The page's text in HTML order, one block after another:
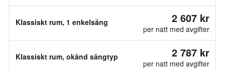
Klassiskt rum, 1 enkelsäng 2 607 kr
per natt med avgifter
Klassiskt rum, okänd sängtyp 2 787 kr
per natt med avgifter